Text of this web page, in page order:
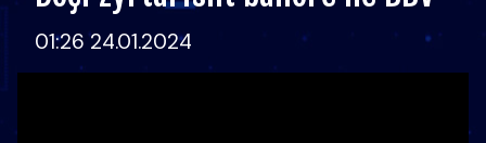
01:26 24.01.2024